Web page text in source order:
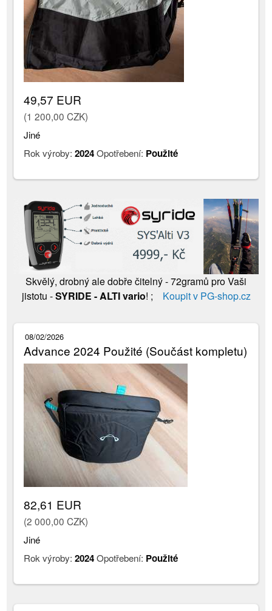
49,57 EUR
(1 200,00 CZK)
Jiné
Rok výroby:2024Opotřebení: Použité
Skvělý, drobný ale dobře čitelný - 72gramů pro Vaši
jistotu -SYRIDE - ALTI vario! ; Koupit v PG-shop.cz
08/02/2026
Advance 2024 Použité (Součást kompletu)
82,61 EUR
(2 000,00 CZK)
Jiné
Rok výroby:2024Opotřebení: Použité